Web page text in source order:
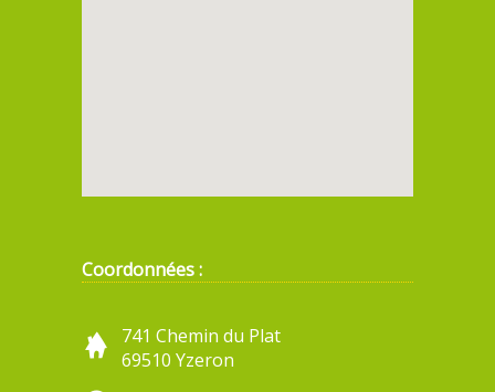
Coordonnées :
741 Chemin du Plat
69510 Yzeron